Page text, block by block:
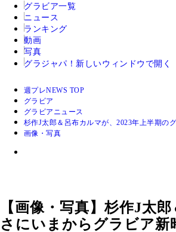
グラビア一覧
ニュース
ランキング
動画
写真
グラジャパ！ 新しいウィンドウで開く
週プレNEWS TOP
グラビア
グラビアニュース
杉作J太郎＆呂布カルマが、2023年上半期の
画像・写真
【画像・写真】杉作J太
さにいまからグラビア新